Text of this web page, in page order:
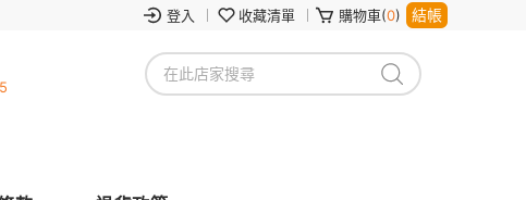
登入 收藏清單 購物車(0) 結帳